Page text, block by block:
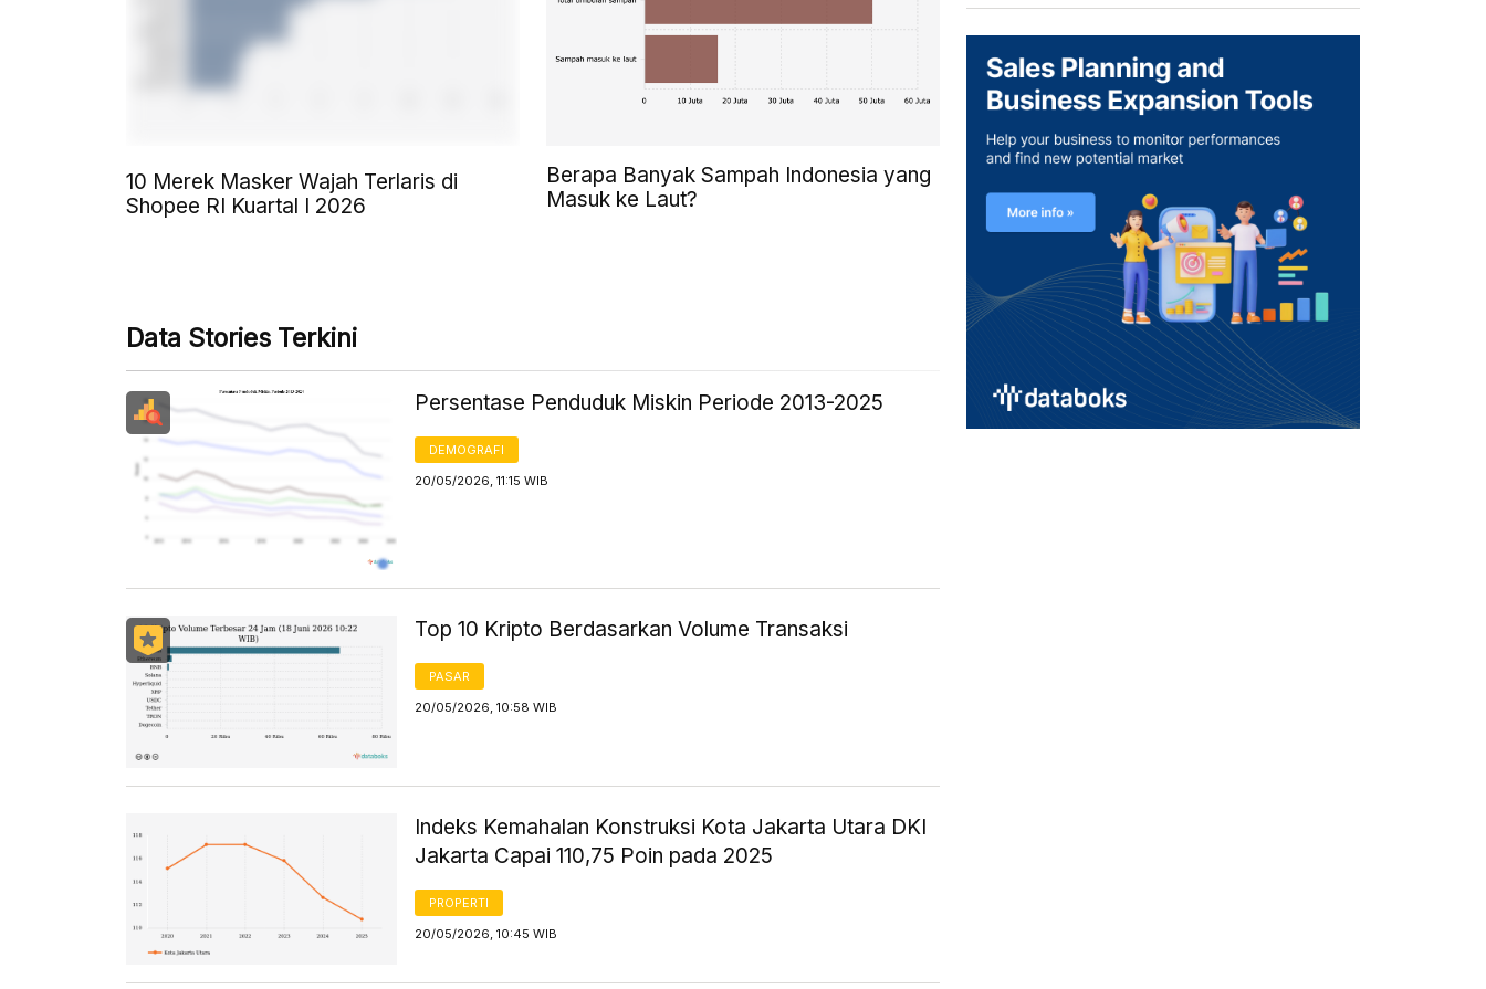
10 Merek Masker Wajah Terlaris di
Shopee RI Kuartal I 2026
Berapa Banyak Sampah Indonesia yang
Masuk ke Laut?
Data Stories Terkini
Persentase Penduduk Miskin Periode 2013-2025
DEMOGRAFI
20/05/2026, 11:15 WIB
Top 10 Kripto Berdasarkan Volume Transaksi
PASAR
20/05/2026, 10:58 WIB
Indeks Kemahalan Konstruksi Kota Jakarta Utara DKI
Jakarta Capai 110,75 Poin pada 2025
PROPERTI
20/05/2026, 10:45 WIB